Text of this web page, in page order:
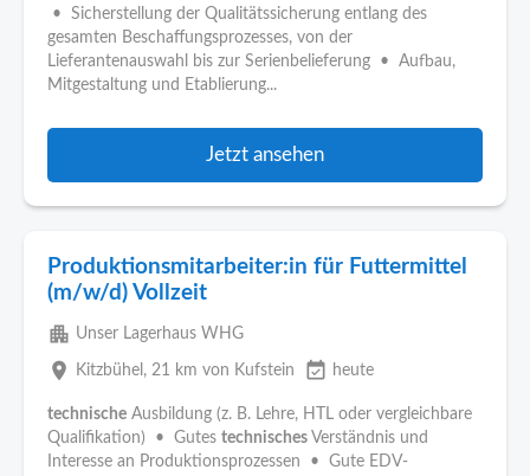
• Sicherstellung der Qualitätssicherung entlang des
gesamten Beschaffungsprozesses, von der
Lieferantenauswahl bis zur Serienbelieferung • Aufbau,
Mitgestaltung und Etablierung...
Jetzt ansehen
Produktionsmitarbeiter:in für Futtermittel
(m/w/d) Vollzeit
apartment Unser Lagerhaus WHG
place Kitzbühel , 21 km von Kufstein event_available heute
technische Ausbildung (z. B. Lehre, HTL oder vergleichbare
Qualifikation) • Gutes technisches Verständnis und
Interesse an Produktionsprozessen • Gute EDV-